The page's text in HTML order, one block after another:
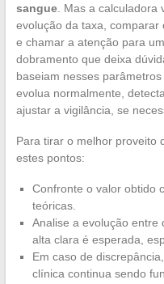
sangue. Mas a calculadora
evolução da taxa,
e chamar a atenção para
dobramento que deixa
baseiam nesses
evolua normalmente,
ajustar a vigilância, se
Para tirar o melhor proveito
estes pontos:
Confronte o valor obtido
teóricas.
Analise a evolução entre
alta clara é esperada,
Em caso de
clínica continua sendo